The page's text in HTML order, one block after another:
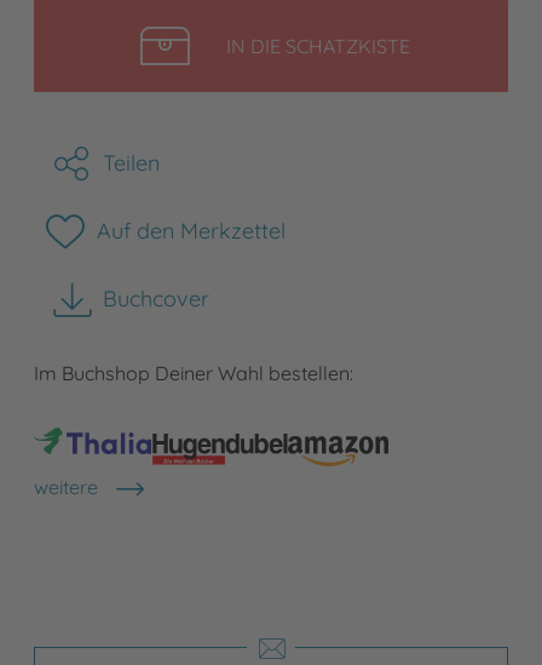
IN DIE SCHATZKISTELEGEN
Teilen
Auf den Merkzettel
Buchcover
herunterladen
Im Buchshop Deiner Wahl bestellen:
weitere
Shops anzeigen